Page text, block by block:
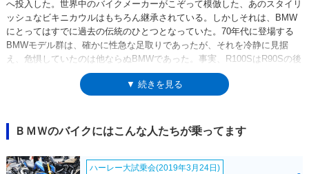
へ投入した。世界中のバイクメーカーがこぞって模倣した、あのスタイリ
ッシュなビキニカウルはもちろん継承されている。しかしそれは、BMW
にとってはすでに過去の伝統のひとつとなっていた。70年代に登場する
BMWモデル群は、確かに性急な足取りであったが、それを冷静に見据
え、危惧していたのは他ならぬBMWであった。事実、R100SはR90Sの後
継機でありながら、すでにフラッグシップモデルではなくなっていた。そ
して/7シリーズへの移行と時を同じくして登場するフラッグシップモデ
りの外観を持つR100Sは、82ccの排気量拡大にもかかわらず、最高出力
は2psアップに抑えられていた。
▼ 続きを見る
ＢＭＷのバイクにはこんな人たちが乗ってます
ハーレー大試乗会(2019年3月24日)